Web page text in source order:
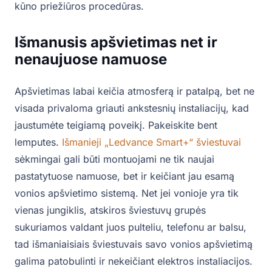
kūno priežiūros procedūras.
Išmanusis apšvietimas net ir
nenaujuose namuose
Apšvietimas labai keičia atmosferą ir patalpą, bet ne
visada privaloma griauti ankstesnių instaliacijų, kad
jaustumėte teigiamą poveikį. Pakeiskite bent
lemputes. Išmanieji „Ledvance Smart+“ šviestuvai
sėkmingai gali būti montuojami ne tik naujai
pastatytuose namuose, bet ir keičiant jau esamą
vonios apšvietimo sistemą. Net jei vonioje yra tik
vienas jungiklis, atskiros šviestuvų grupės
sukuriamos valdant juos pulteliu, telefonu ar balsu,
tad išmaniaisiais šviestuvais savo vonios apšvietimą
galima patobulinti ir nekeičiant elektros instaliacijos.